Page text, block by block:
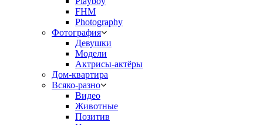
FHM
Photography
Фотография
Девушки
Модели
Актрисы-актёры
Дом-квартира
Всяко-разно
Видео
Животные
Позитив